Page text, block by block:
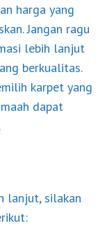
harga yang
Jangan ragu
lebih lanjut
berkualitas.
karpet yang
dapat
lanjut, silakan